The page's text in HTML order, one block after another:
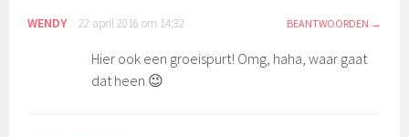
WENDY 22 april 2016 om 14:32 BEANTWOORDEN
Hier ook een groeispurt! Omg, haha, waar gaat
dat heen 😉